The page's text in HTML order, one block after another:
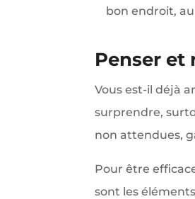
bon endroit,
Penser et
Vous est-il déjà
surprendre,
non attendues,
Pour être
sont les